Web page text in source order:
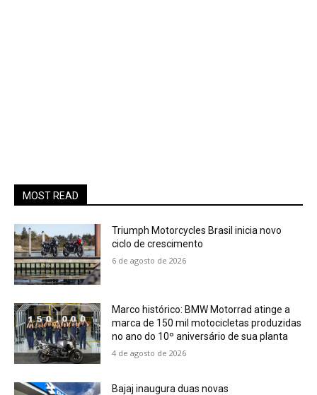
MOST READ
Triumph Motorcycles Brasil inicia novo
ciclo de crescimento
6 de agosto de 2026
Marco histórico: BMW Motorrad atinge a
marca de 150 mil motocicletas produzidas
no ano do 10º aniversário de sua planta
4 de agosto de 2026
Bajaj inaugura duas novas